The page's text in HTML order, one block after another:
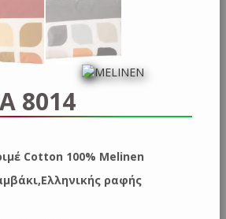
8014
Cotton 100% Melinen
ραφής